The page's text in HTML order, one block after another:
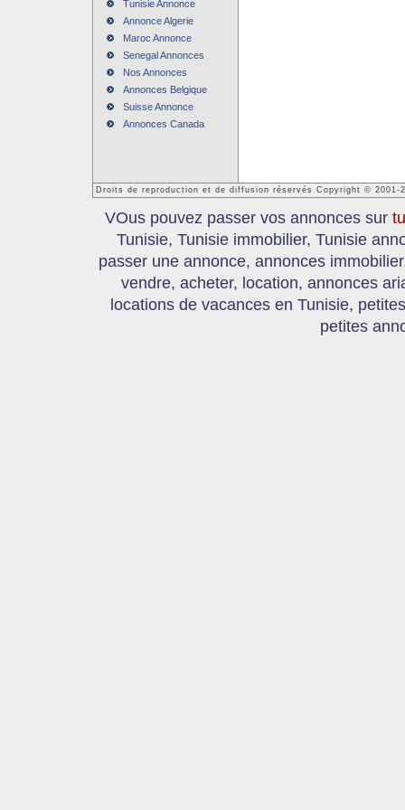
Tunisie Annonce
Annonce Algerie
Maroc Annonce
Senegal Annonces
Nos Annonces
Annonces Belgique
Suisse Annonce
Annonces Canada
Droits de reproduction et de diffusion réservés Copyright © 2001-
VOus pouvez passer vos annonces sur
Tunisie, Tunisie immobilier, Tunisie
passer une annonce, annonces
vendre, acheter, location, annonces
locations de vacances en Tunisie,
petites